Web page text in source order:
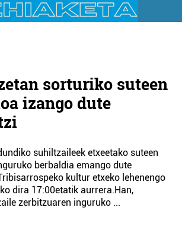
sorturiko suteen
izango dute
suhiltzaileek etxeetako suteen
berbaldia emango dute
kultur etxeko lehenengo
dira 17:00etatik aurrera.Han,
zerbitzuaren inguruko ...